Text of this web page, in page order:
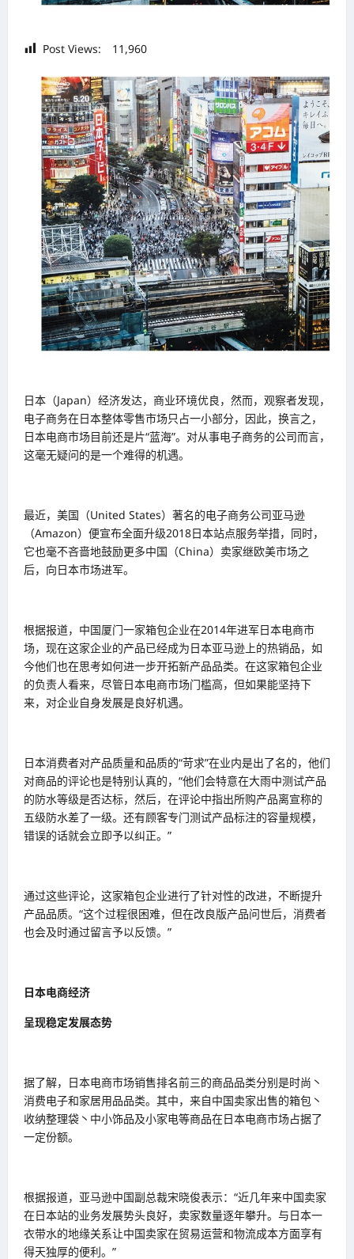
Post Views: 11,960
日本（Japan）经济发达，商业环境优良，然而，观察者发现，
电子商务在日本整体零售市场只占一小部分，因此，换言之，
日本电商市场目前还是片“蓝海”。对从事电子商务的公司而言，
这毫无疑问的是一个难得的机遇。
最近，美国（United States）著名的电子商务公司亚马逊
（Amazon）便宣布全面升级2018日本站点服务举措，同时，
它也毫不吝啬地鼓励更多中国（China）卖家继欧美市场之
后，向日本市场进军。
根据报道，中国厦门一家箱包企业在2014年进军日本电商市
场，现在这家企业的产品已经成为日本亚马逊上的热销品，如
今他们也在思考如何进一步开拓新产品品类。在这家箱包企业
的负责人看来，尽管日本电商市场门槛高，但如果能坚持下
来，对企业自身发展是良好机遇。
日本消费者对产品质量和品质的“苛求”在业内是出了名的，他们
对商品的评论也是特别认真的，“他们会特意在大雨中测试产品
的防水等级是否达标，然后，在评论中指出所购产品离宣称的
五级防水差了一级。还有顾客专门测试产品标注的容量规模，
错误的话就会立即予以纠正。”
通过这些评论，这家箱包企业进行了针对性的改进，不断提升
产品品质。“这个过程很困难，但在改良版产品问世后，消费者
也会及时通过留言予以反馈。”
日本电商经济
呈现稳定发展态势
据了解，日本电商市场销售排名前三的商品品类分别是时尚丶
消费电子和家居用品品类。其中，来自中国卖家出售的箱包丶
收纳整理袋丶中小饰品及小家电等商品在日本电商市场占据了
一定份额。
根据报道，亚马逊中国副总裁宋晓俊表示：“近几年来中国卖家
在日本站的业务发展势头良好，卖家数量逐年攀升。与日本一
衣带水的地缘关系让中国卖家在贸易运营和物流成本方面享有
得天独厚的便利。”